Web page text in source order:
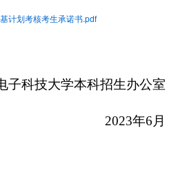
计划考核考生承诺书.pdf
子科技大学本科招生办公室
2023年6月